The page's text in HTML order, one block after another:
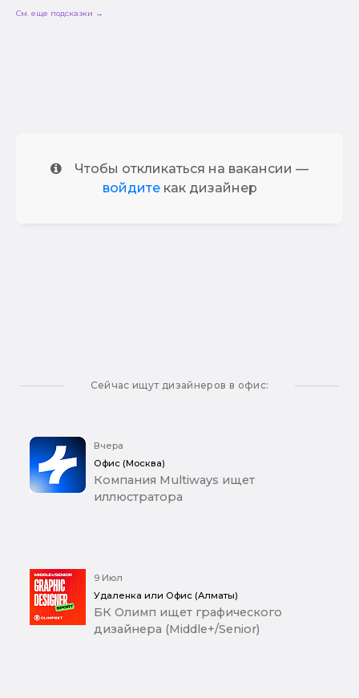
См. еще подсказки →
Чтобы откликаться на вакансии —
войдитекак дизайнер
Сейчас ищут дизайнеров в офис:
Вчера
Офис (Москва)
Компания Multiways ищет
иллюстратора
9 Июл
Удаленка или Офис (Алматы)
БК Олимп ищет графического
дизайнера (Middle+/Senior)